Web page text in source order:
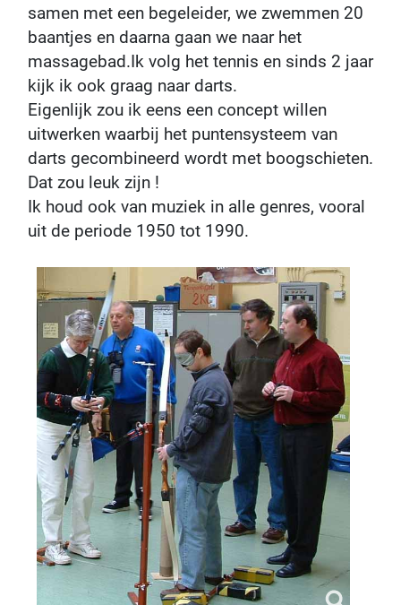
samen met een begeleider, we zwemmen 20
baantjes en daarna gaan we naar het
massagebad.Ik volg het tennis en sinds 2 jaar
kijk ik ook graag naar darts.
Eigenlijk zou ik eens een concept willen
uitwerken waarbij het puntensysteem van
darts gecombineerd wordt met boogschieten.
Dat zou leuk zijn !
Ik houd ook van muziek in alle genres, vooral
uit de periode 1950 tot 1990.